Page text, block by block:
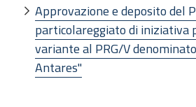
Approvazione e deposito del
particolareggiato di iniziativa
variante al PRG/V
Antares"